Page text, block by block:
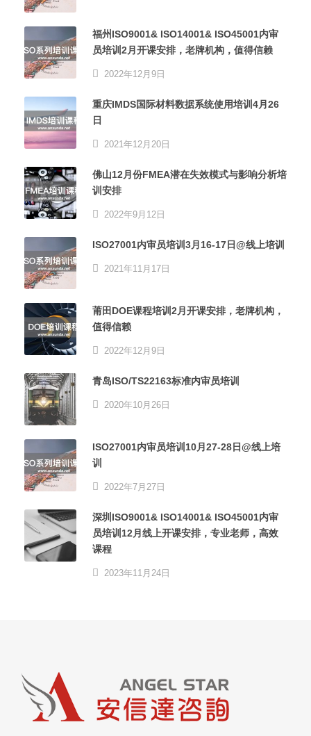
福州ISO9001& ISO14001& ISO45001内审
员培训2月开课安排，老牌机构，值得信赖
2022年12月9日
重庆IMDS国际材料数据系统使用培训4月26
日
2021年12月20日
佛山12月份FMEA潜在失效模式与影响分析培
训安排
2022年9月12日
ISO27001内审员培训3月16-17日@线上培训
2021年11月17日
莆田DOE课程培训2月开课安排，老牌机构，
值得信赖
2022年12月9日
青岛ISO/TS22163标准内审员培训
2020年10月26日
ISO27001内审员培训10月27-28日@线上培
训
2022年7月27日
深圳ISO9001& ISO14001& ISO45001内审
员培训12月线上开课安排，专业老师，高效
课程
2023年11月24日